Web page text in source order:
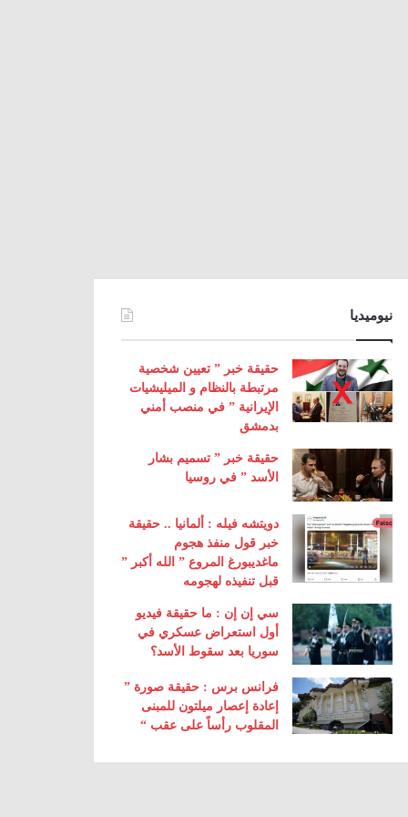
نيوميديا
حقيقة خبر ” تعيين شخصية
مرتبطة بالنظام و الميليشيات
الإيرانية ” في منصب أمني
بدمشق
حقيقة خبر ” تسميم بشار
الأسد ” في روسيا
دويتشه فيله : ألمانيا .. حقيقة
خبر قول منفذ هجوم
ماغديبورغ المروع ” الله أكبر ”
قبل تنفيذه لهجومه
سي إن إن : ما حقيقة فيديو
أول استعراض عسكري في
سوريا بعد سقوط الأسد؟
فرانس برس : حقيقة صورة ”
إعادة إعصار ميلتون للمبنى
المقلوب رأساً على عقب “